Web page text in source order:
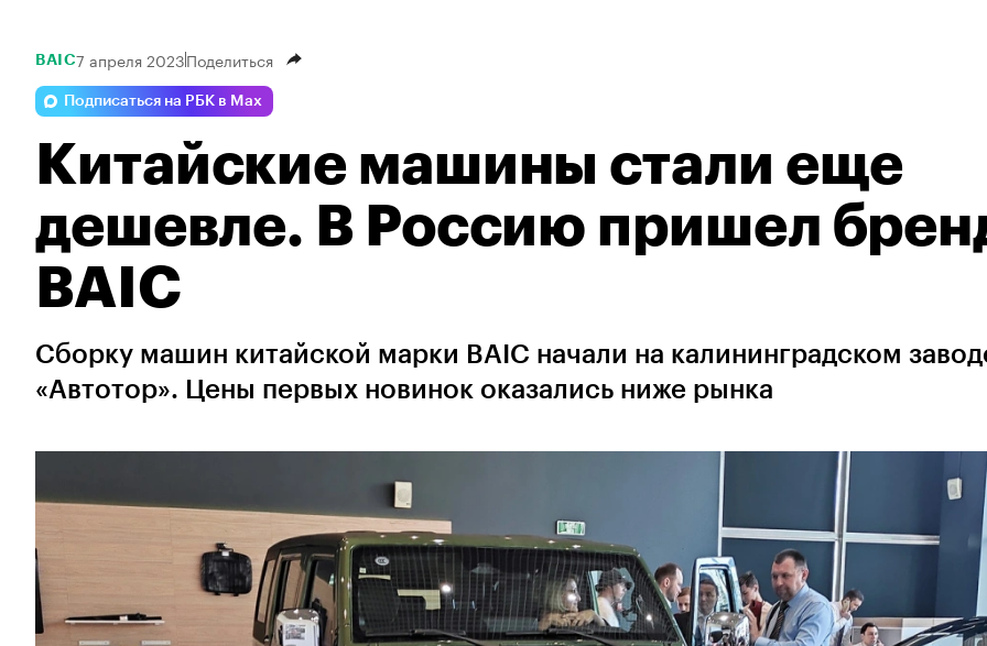
BAIC7 апреля 2023Поделиться
Подписаться на РБК в Max
Китайские машины стали еще
дешевле. В Россию пришел
BAIC
Сборку машин китайской марки BAIC начали на калининградском
«Автотор». Цены первых новинок оказались ниже рынка